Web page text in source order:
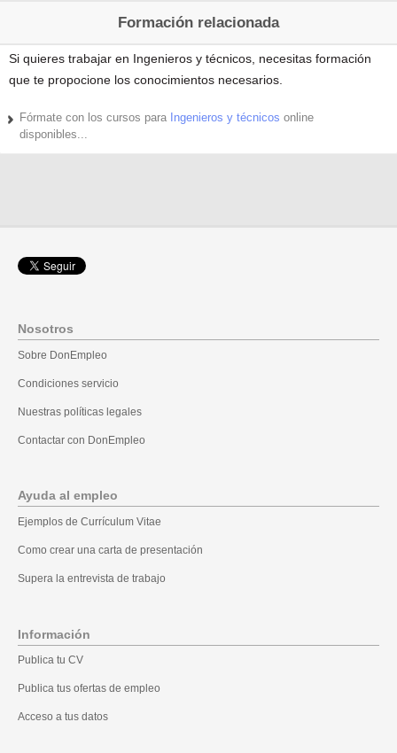
Formación relacionada
Si quieres trabajar en Ingenieros y técnicos, necesitas formación
que te propocione los conocimientos necesarios.
Fórmate con los cursos para Ingenieros y técnicos online
disponibles...
Nosotros
Sobre DonEmpleo
Condiciones servicio
Nuestras políticas legales
Contactar con DonEmpleo
Ayuda al empleo
Ejemplos de Currículum Vitae
Como crear una carta de presentación
Supera la entrevista de trabajo
Información
Publica tu CV
Publica tus ofertas de empleo
Acceso a tus datos